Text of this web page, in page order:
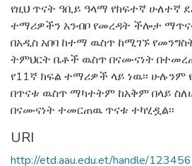
የዚህ ጥናት ዓቢይ ዓላማ የክፍተኛ ሁለተኛ
ተማሪዎችን አንብቦ የመረዳት ችሎታ
በአዲስ አበባ ከተማ ዉስጥ ከሚገኙ
ትምህርት ቤቶች ዉስጥ በናሙናነት
የ11ኛ ክፍል ተማሪዎች ላይ ነዉ፡፡
በጥናቱ ዉስጥ ማካተትም ከአቅም በላይ
በናሙናነት ተመርጠዉ ጥናቱ ተካሂዷል፡፡
URI
http://etd.aau.edu.et/handle/